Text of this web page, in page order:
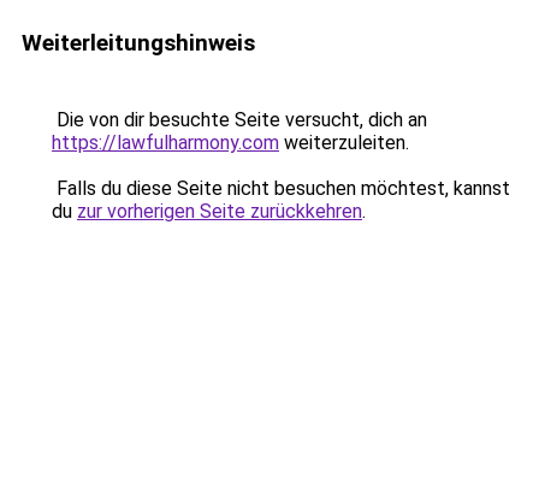
Weiterleitungshinweis
Die von dir besuchte Seite versucht, dich an
https://lawfulharmony.com weiterzuleiten.
Falls du diese Seite nicht besuchen möchtest, kannst
du zur vorherigen Seite zurückkehren.